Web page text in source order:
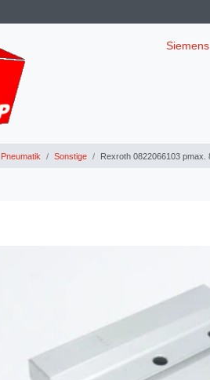
Siemens
Pneumatik Sonstige Rexroth 0822066103